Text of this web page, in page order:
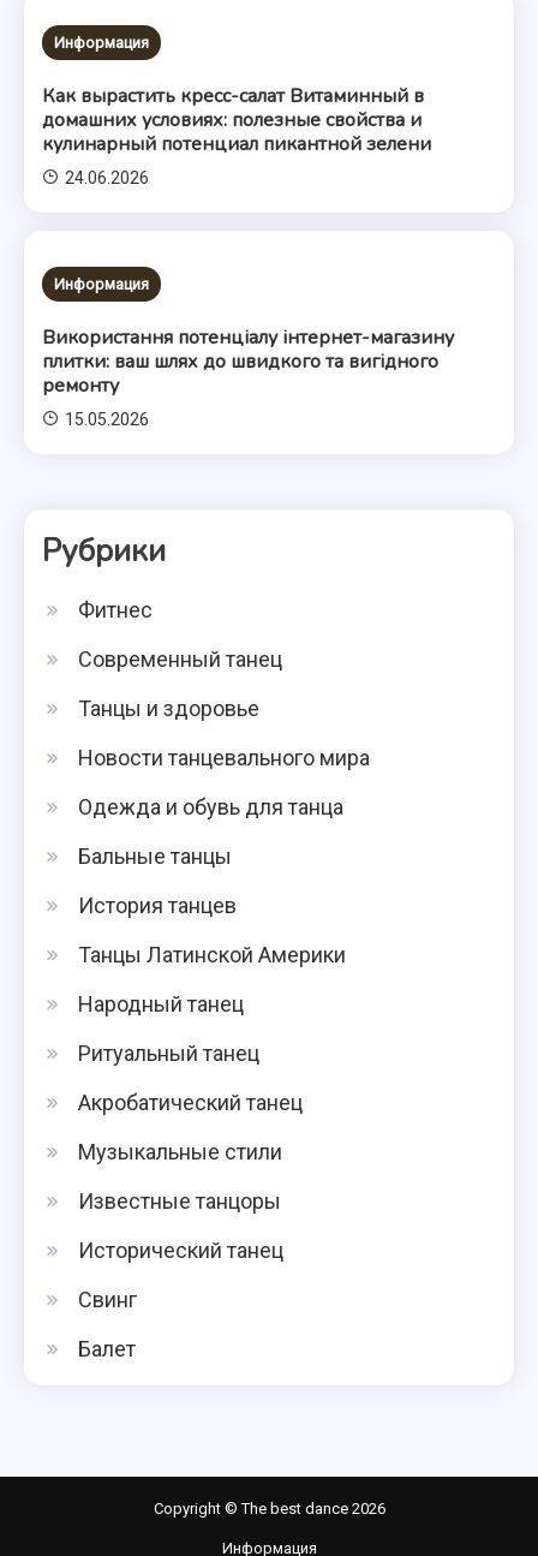
Информация
Как вырастить кресс-салат Витаминный в
домашних условиях: полезные свойства и
кулинарный потенциал пикантной зелени
24.06.2026
Информация
Використання потенціалу інтернет-магазину
плитки: ваш шлях до швидкого та вигідного
ремонту
15.05.2026
Рубрики
Фитнес
Современный танец
Танцы и здоровье
Новости танцевального мира
Одежда и обувь для танца
Бальные танцы
История танцев
Танцы Латинской Америки
Народный танец
Ритуальный танец
Акробатический танец
Музыкальные стили
Известные танцоры
Исторический танец
Свинг
Балет
Copyright © The best dance 2026
Информация